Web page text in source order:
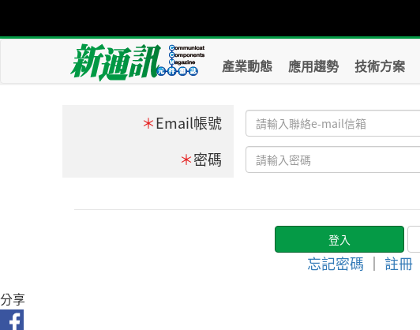
產業動態 應用趨勢 技術方案
＊Email帳號
＊密碼
忘記密碼 ｜ 註冊
分享